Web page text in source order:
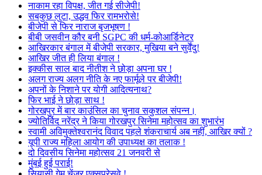
नाकाम रहा विपक्ष, जीत गई सीजेपी!
सबकुछ लुटा, उद्धव फिर रामभरोसे!
बीजेपी से फिर नाराज बृजभूषण !
बीबी जसवीन कौर बनी SGPC की धर्म-कोआर्डिनेटर
आखिरकार बंगाल में बीजेपी सरकार, मुखिया बने सुर्वेंदु!
आखिर जीत ही लिया बंगाल !
इक्कीस साल बाद नीतीश ने छोड़ा अपना घर !
अलग राज्य अलग नीति के नए फार्मूले पर बीजेपी!
अपनों के निशाने पर योगी आदित्यनाथ?
फिर भाई ने छोड़ा साथ !
गोरखपुर में बार काउंसिल का चुनाव सकुशल संपन्न।
ज्योतिर्विद नरेंद्र ने किया गोरखपुर सिनेमा महोत्सव का शुभारंभ
स्वामी अविमुक्तेश्वरानंद विवाद पहले शंकराचार्य अब नहीं, आखिर क्यों ?
यूपी राज्य महिला आयोग की उपाध्यक्ष का तलाक !
दो दिवसीय सिनेमा महोत्सव 21 जनवरी से
मुंबई हुई पराई!